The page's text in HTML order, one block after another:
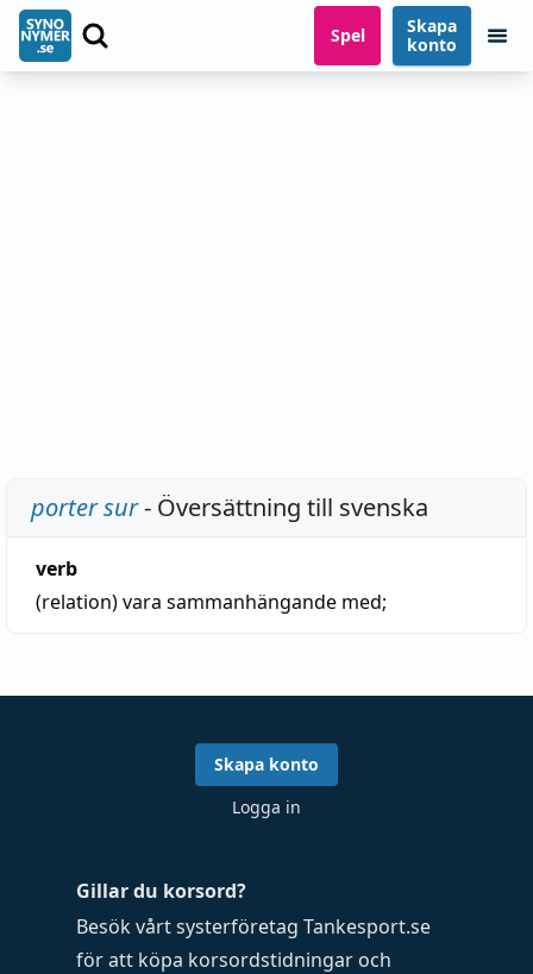
Spel
Skapa
konto
porter sur- Översättning till svenska
verb
(relation)vara sammanhängande med;
Gillar du korsord?
Besök vårt systerföretag Tankesport.se
för att köpa korsordstidningar och
Skapa konto
Logga in